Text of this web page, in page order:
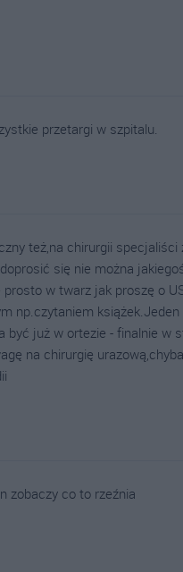
przetargi w szpitalu.
też,na chirurgii specjaliści
się nie można
w twarz jak proszę o
np.czytaniem
już w ortezie - finalnie w
na chirurgię
zobaczy co to rzeźnia